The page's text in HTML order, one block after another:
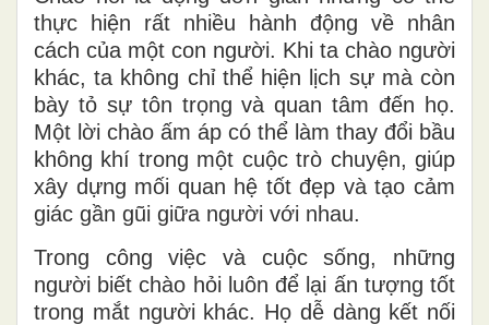
thực hiện rất nhiều hành động về nhân
cách của một con người. Khi ta chào người
khác, ta không chỉ thể hiện lịch sự mà còn
bày tỏ sự tôn trọng và quan tâm đến họ.
Một lời chào ấm áp có thể làm thay đổi bầu
không khí trong một cuộc trò chuyện, giúp
xây dựng mối quan hệ tốt đẹp và tạo cảm
giác gần gũi giữa người với nhau.
Trong công việc và cuộc sống, những
người biết chào hỏi luôn để lại ấn tượng tốt
trong mắt người khác. Họ dễ dàng kết nối